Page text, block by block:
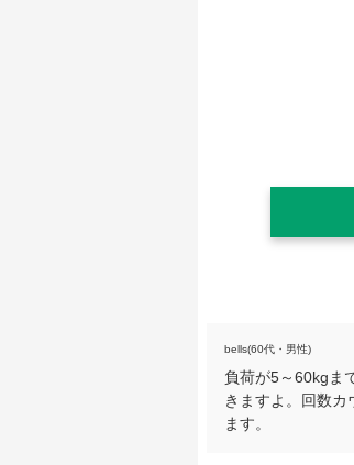
bells(60代・男性)
負荷が5～60kgま
きますよ。回数
ます。